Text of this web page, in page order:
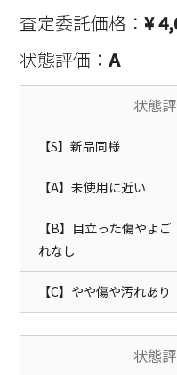
査定委託価格：¥
状態評価：A
状態
【S】新品同様
【A】未使用に近い
【B】目立った傷やよご
れなし
【C】やや傷や汚れあり
状態